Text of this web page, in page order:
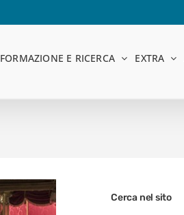
FORMAZIONE E RICERCA EXTRA
Cerca nel sito